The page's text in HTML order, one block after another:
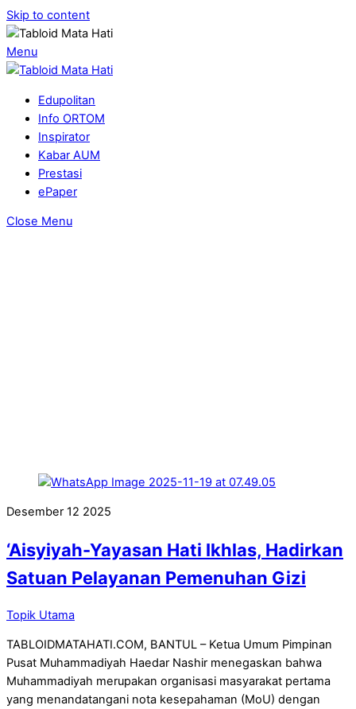
Skip to content
Menu
Edupolitan
Info ORTOM
Inspirator
Kabar AUM
Prestasi
ePaper
Close Menu
Desember 12 2025
‘Aisyiyah-Yayasan Hati Ikhlas, Hadirkan
Satuan Pelayanan Pemenuhan Gizi
Topik Utama
TABLOIDMATAHATI.COM, BANTUL – Ketua Umum Pimpinan
Pusat Muhammadiyah Haedar Nashir menegaskan bahwa
Muhammadiyah merupakan organisasi masyarakat pertama
yang menandatangani nota kesepahaman (MoU) dengan